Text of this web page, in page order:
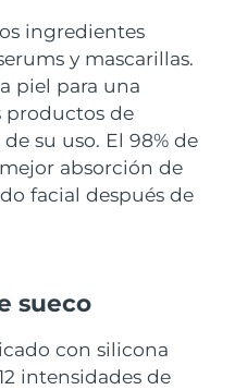
ingredientes
y mascarillas.
piel para una
productos de
su uso. El 98% de
absorción de
facial después de
sueco
con silicona
intensidades de